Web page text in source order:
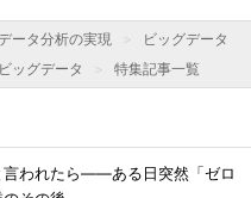
ータ分析の実現
ビッグデータ
ビッグデータ 特集記事一覧
言われたら――ある日突然「ゼロ